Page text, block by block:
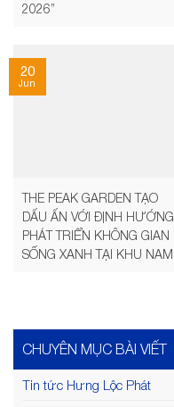
2026”
THE PEAK GARDEN TẠO
DẤU ẤN VỚI ĐỊNH HƯỚNG
PHÁT TRIỂN KHÔNG GIAN
SỐNG XANH TẠI KHU NAM
20
Jun
CHUYÊN MỤC BÀI VIẾT
Tin tức Hưng Lộc Phát